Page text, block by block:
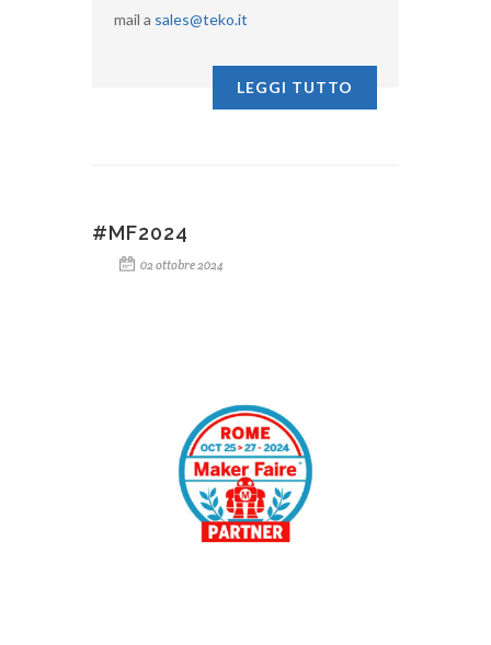
mail a sales@teko.it
LEGGI TUTTO
#MF2024
02 ottobre 2024